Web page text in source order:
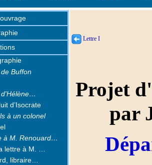
Buffon
d'Hélène…
d’Isocrate
à un colonel
à M. Renouard…
lettre à M. …
libraire…
Lettre I
Projet
par